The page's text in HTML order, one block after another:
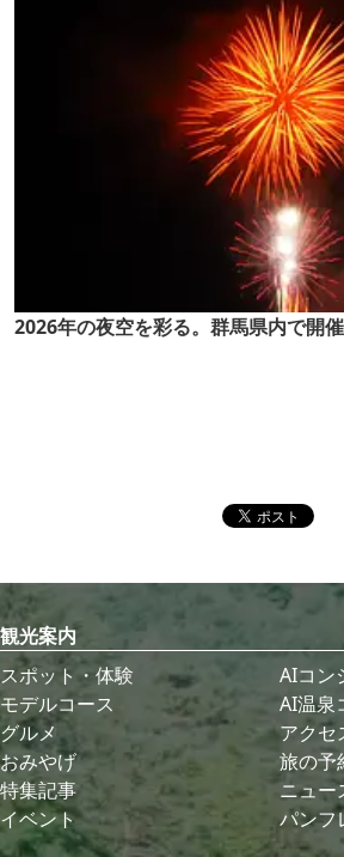
2026年の夜空を彩る。群馬県内で開
観光案内
スポット・体験
モデルコース
グルメ
おみやげ
特集記事
イベント
AIコン
AI温泉
アクセ
旅の予
ニュー
パンフ